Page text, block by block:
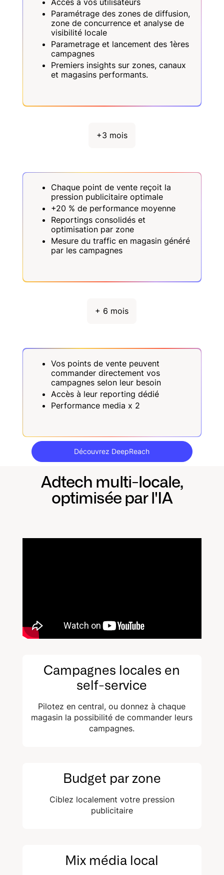
Accès à vos utilisateurs
Paramétrage des zones de diffusion,
zone de concurrence et analyse de
visibilité locale
Parametrage et lancement des 1ères
campagnes
Premiers insights sur zones, canaux
et magasins performants.
+3 mois
Chaque point de vente reçoit la
pression publicitaire optimale
+20 % de performance moyenne
Reportings consolidés et
optimisation par zone
Mesure du traffic en magasin généré
par les campagnes
+ 6 mois
Vos points de vente peuvent
commander directement vos
campagnes selon leur besoin
Accès à leur reporting dédié
Performance media x 2
Découvrez DeepReach
Adtech multi-locale,
optimisée par l'IA
Campagnes locales en
self-service
Pilotez en central, ou donnez à chaque
magasin la possibilité de commander leurs
campagnes.
Budget par zone
Ciblez localement votre pression
publicitaire
Mix média local